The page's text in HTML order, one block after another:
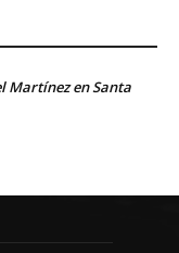
Martínez en Santa